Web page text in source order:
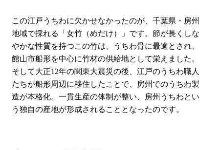
この江戸うちわに欠かせなかったのが、千葉県・房州
地域で採れる「女竹（めだけ）」です。節が長くしな
やかな性質を持つこの竹は、うちわ骨に最適とされ、
館山市船形を中心に竹材の供給地として栄えました。
そして大正12年の関東大震災の後、江戸のうちわ職人
たちが船形周辺に移住したことで、房州でのうちわ製
造が本格化。一貫生産の体制が整い、房州うちわとい
う独自の産地が形成されることとなったのです。